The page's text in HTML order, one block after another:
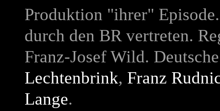
Produktion "ihrer"
durch den BR vertreten.
Franz-Josef Wild.
Lechtenbrink, Franz
Lange.